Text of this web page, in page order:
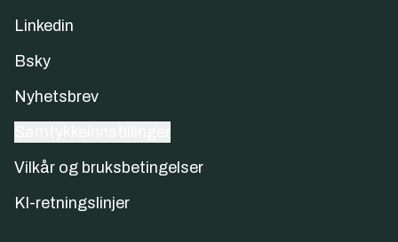
Linkedin
Bsky
Nyhetsbrev
Vilkår og bruksbetingelser
KI-retningslinjer